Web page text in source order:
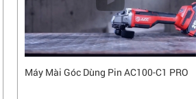
Máy Mài Góc Dùng Pin AC100-C1 PRO